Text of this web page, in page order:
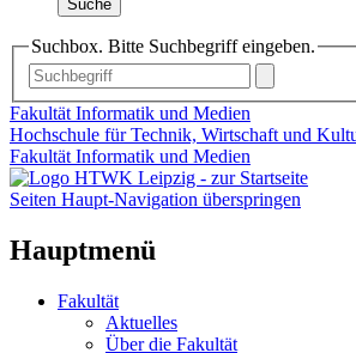
Suche
Suchbox. Bitte Suchbegriff eingeben.
Fakultät Informatik und Medien
Hochschule für Technik, Wirtschaft und
Fakultät Informatik und Medien
Seiten Haupt-Navigation überspringen
Hauptmenü
Fakultät
Aktuelles
Über die Fakultät